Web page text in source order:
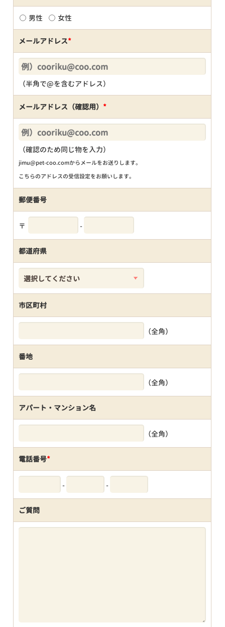
男性 女性
メールアドレス*
（半角で@を含むアドレス）
メールアドレス（確認用） *
（確認のため同じ物を入力）
jimu@pet-coo.comからメールをお送りします。
こちらのアドレスの受信設定をお願いします。
郵便番号
〒 -
都道府県
市区町村
（全角）
番地
（全角）
アパート・マンション名
（全角）
電話番号*
- -
ご質問